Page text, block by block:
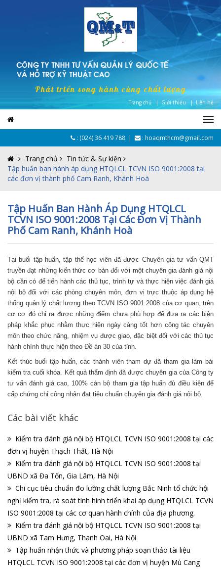
Phát triển song hành cùng chất lượng
Trang chủ | Giới thiệu | Liên hệ
: (024) 36 419 788 | : hoaqmthcm@gmail.com
Trang chủ
Tin tức & Sự kiện
Tập huấn ban hành áp dụng HTQLCL TCVN ISO 9001:2008 tại
các đơn vị thành phố Cam Ranh, Khánh Hoà
Tập Huấn Ban Hành Áp Dụng HTQLCL
TCVN ISO 9001:2008 Tại Các Đơn Vị Thành
Phố Cam Ranh, Khánh Hoà
Tại buổi tập huấn, tập thể học viên đã được Chuyên gia tư vấn QMT
truyền đạt những kiến thức cơ bản đối với một chuyên gia đánh giá nội
bộ cần có để tiến hành các thủ tục, trình tự và thực hiện việc đánh giá
nội bộ đối với các phòng chuyên môn, đơn vị trực thuộc áp dụng hệ
thống quản lý chất lượng theo TCVN ISO 9001:2008 của cơ quan, trên
cơ cơ đó chỉ ra được những điểm chưa phù hợp để đưa ra các biện
pháp khắc phục nhằm thực hiện ngày càng tốt hơn công tác chuyên
môn theo chức năng, nhiệm vụ được giao, đặc biệt đối với các thủ tục
hành chính thực hiện theo Đề án 30 của tỉnh.
Kết thúc buổi tập huấn, các thành viên tham dự đã tham gia làm bài
kiểm tra cuối khóa. Kết quả thẩm định đã được chuyên gia của Công ty
tư vấn đánh giá cao, 100% cán bộ tham gia tập huấn đủ điều kiện để
cấp chứng chỉ công nhận đạt tiêu chuẩn chuyên gia đánh giá nội bộ.
Các bài viết khác
Kiểm tra đánh giá nội bộ HTQLCL TCVN ISO 9001:2008 tại các
đơn vị huyện Thạch Thất, Hà Nội
Kiểm tra đánh giá nội bộ HTQLCL TCVN ISO 9001:2008 tại
UBND xã Đa Tốn, Gia Lâm, Hà Nội
Chi cục tiêu chuẩn đo lường chất lượng Bắc Ninh tổ chức hội
nghị kiểm tra, rà soát tình hình triển khai áp dụng HTQLCL TCVN
ISO 9001:2008 tại các cơ quan hành chính của địa phương.
Kiểm tra đánh giá nội bộ HTQLCL TCVN ISO 9001:2008 tại
UBND xã Tam Hưng, Thanh Oai, Hà Nội
Tập huấn nhận thức và phương pháp soạn thảo tài liệu
HTQLCL TCVN ISO 9001:2008 tại các đơn vị huyện Mù Cang